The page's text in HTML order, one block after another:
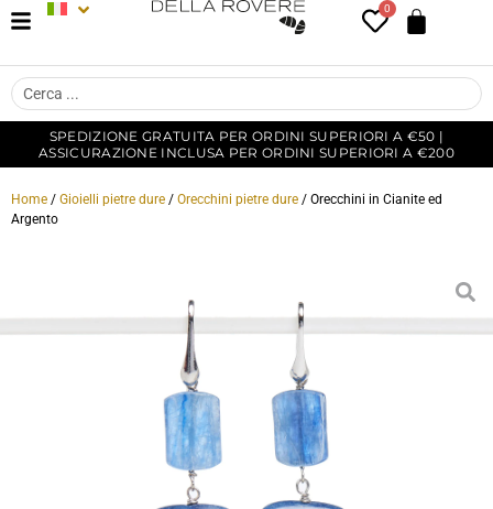
0
SPEDIZIONE GRATUITA PER ORDINI SUPERIORI A €50 |
ASSICURAZIONE INCLUSA PER ORDINI SUPERIORI A €200
Home / Gioielli pietre dure / Orecchini pietre dure / Orecchini in Cianite ed
Argento